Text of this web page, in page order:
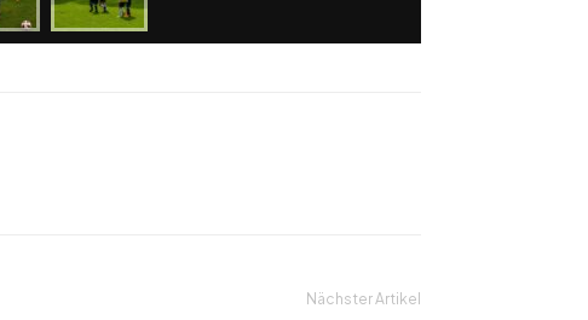
Nächster Artikel